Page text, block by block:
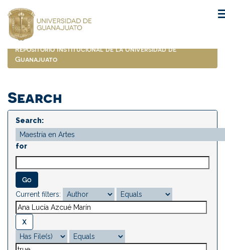
navigation
Repositorio Institucional de la Universidad de
Guanajuato
Search
Search:
for
Current filters: